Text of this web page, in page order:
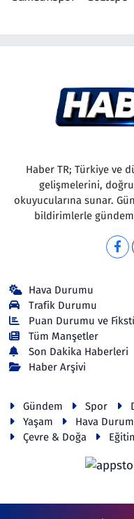
Haber TR; Türkiye ve
gelişmelerini,
okuyucularına sunar.
bildirimlerle
Hava Durumu
Trafik Durumu
Puan Durumu ve
Tüm Manşetler
Son Dakika Haberleri
Haber Arşivi
Gündem Spor
Yaşam
Hava
Çevre & Doğa